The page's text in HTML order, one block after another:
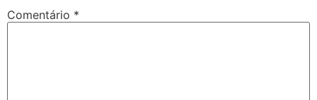
Comentário *